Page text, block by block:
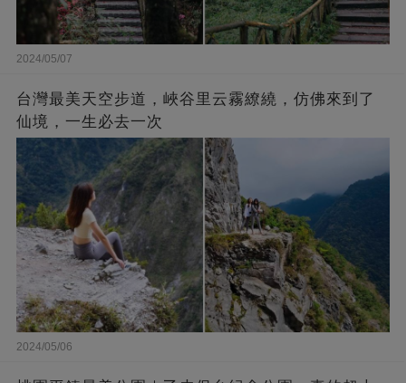
2024/05/07
台灣最美天空步道，峽谷里云霧繚繞，仿佛來到了
仙境，一生必去一次
2024/05/06